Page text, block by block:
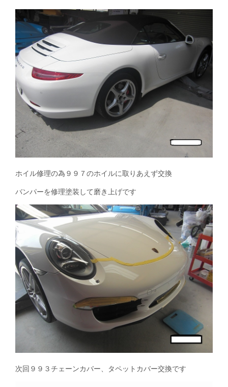
ホイル修理の為９９７のホイルに取りあえず交換
バンパーを修理塗装して磨き上げです
次回９９３チェーンカバー、タペットカバー交換です